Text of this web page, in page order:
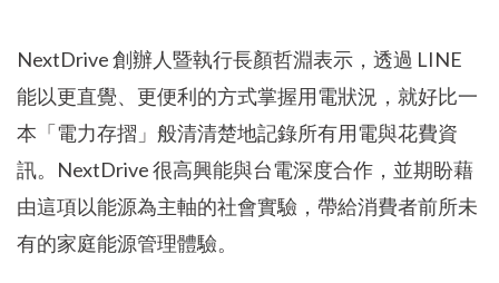
NextDrive 創辦人暨執行長顏哲淵表示，透過 LINE
能以更直覺、更便利的方式掌握用電狀況，就好比一
本「電力存摺」般清清楚地記錄所有用電與花費資
訊。NextDrive 很高興能與台電深度合作，並期盼藉
由這項以能源為主軸的社會實驗，帶給消費者前所未
有的家庭能源管理體驗。